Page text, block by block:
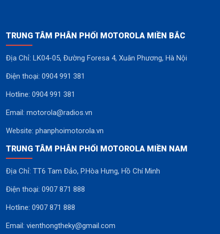
TRUNG TÂM PHÂN PHỐI MOTOROLA MIỀN BẮC
Địa Chỉ: LK04-05, Đường Foresa 4, Xuân Phương, Hà Nội
Điện thoại: 0904 991 381
Hotline: 0904 991 381
Email: motorola@radios.vn
Website: phanphoimotorola.vn
TRUNG TÂM PHÂN PHỐI MOTOROLA MIỀN NAM
Địa Chỉ: TT6 Tam Đảo, P.Hòa Hưng, Hồ Chí Minh
Điện thoại: 0907 871 888
Hotline: 0907 871 888
Email: vienthongtheky@gmail.com